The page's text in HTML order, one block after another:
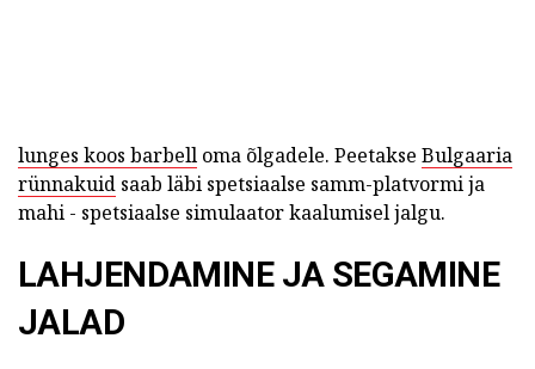
lunges koos barbell oma õlgadele. Peetakse Bulgaaria
rünnakuid saab läbi spetsiaalse samm-platvormi ja
mahi - spetsiaalse simulaator kaalumisel jalgu.
LAHJENDAMINE JA SEGAMINE
JALAD